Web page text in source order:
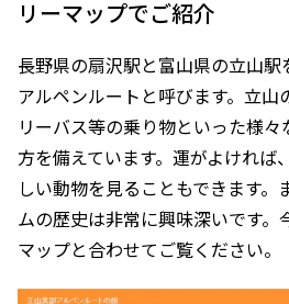
リーマップでご紹介
長野県の扇沢駅と富山県の立山
アルペンルートと呼びます。立山
リーバス等の乗り物といった様
方を備えています。運がよければ
しい動物を見ることもできます。
ムの歴史は非常に興味深いです。
マップと合わせてご覧ください。